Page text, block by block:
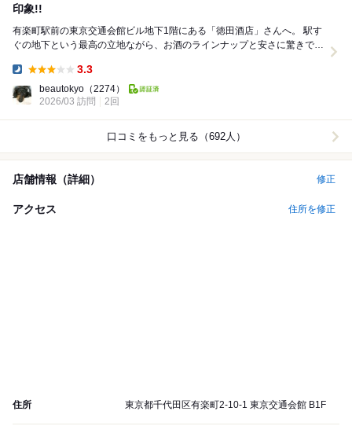
印象!!
有楽町駅前の東京交通会館ビル地下1階にある「徳田酒店」さんへ。 駅す
ぐの地下という最高の立地ながら、お酒のラインナップと安さに驚きで
3.3
beautokyo （2274）
2026/03 訪問
2回
口コミをもっと見る（692人）
店舗情報（詳細） 修正
アクセス 住所を修正
住所 東京都千代田区有楽町2-10-1 東京交通会館 B1F